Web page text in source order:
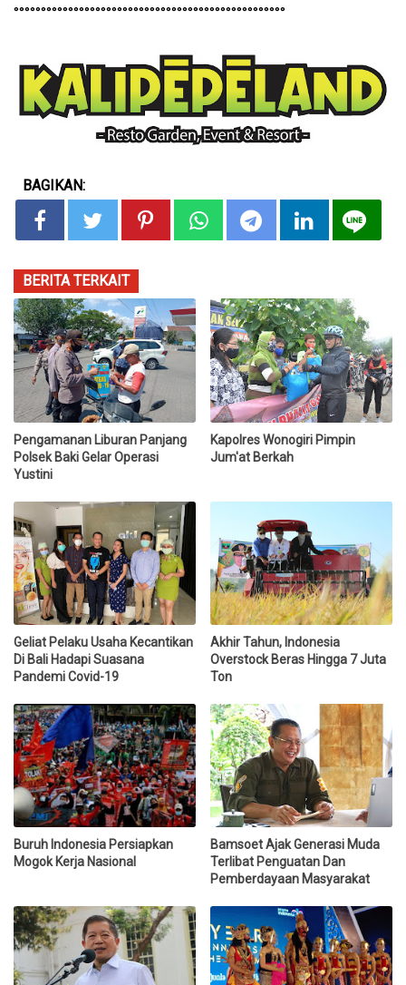
°°°°°°°°°°°°°°°°°°°°°°°°°°°°°°°°°°°°°°°°°°°°°°°°°°
BAGIKAN:
BERITA TERKAIT
Pengamanan Liburan Panjang
Polsek Baki Gelar Operasi
Yustini
Kapolres Wonogiri Pimpin
Jum'at Berkah
Geliat Pelaku Usaha Kecantikan
Di Bali Hadapi Suasana
Pandemi Covid-19
Akhir Tahun, Indonesia
Overstock Beras Hingga 7 Juta
Ton
Buruh Indonesia Persiapkan
Mogok Kerja Nasional
Bamsoet Ajak Generasi Muda
Terlibat Penguatan Dan
Pemberdayaan Masyarakat